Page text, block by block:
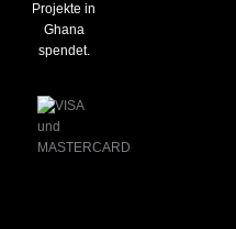
Projekte in
Ghana
spendet.